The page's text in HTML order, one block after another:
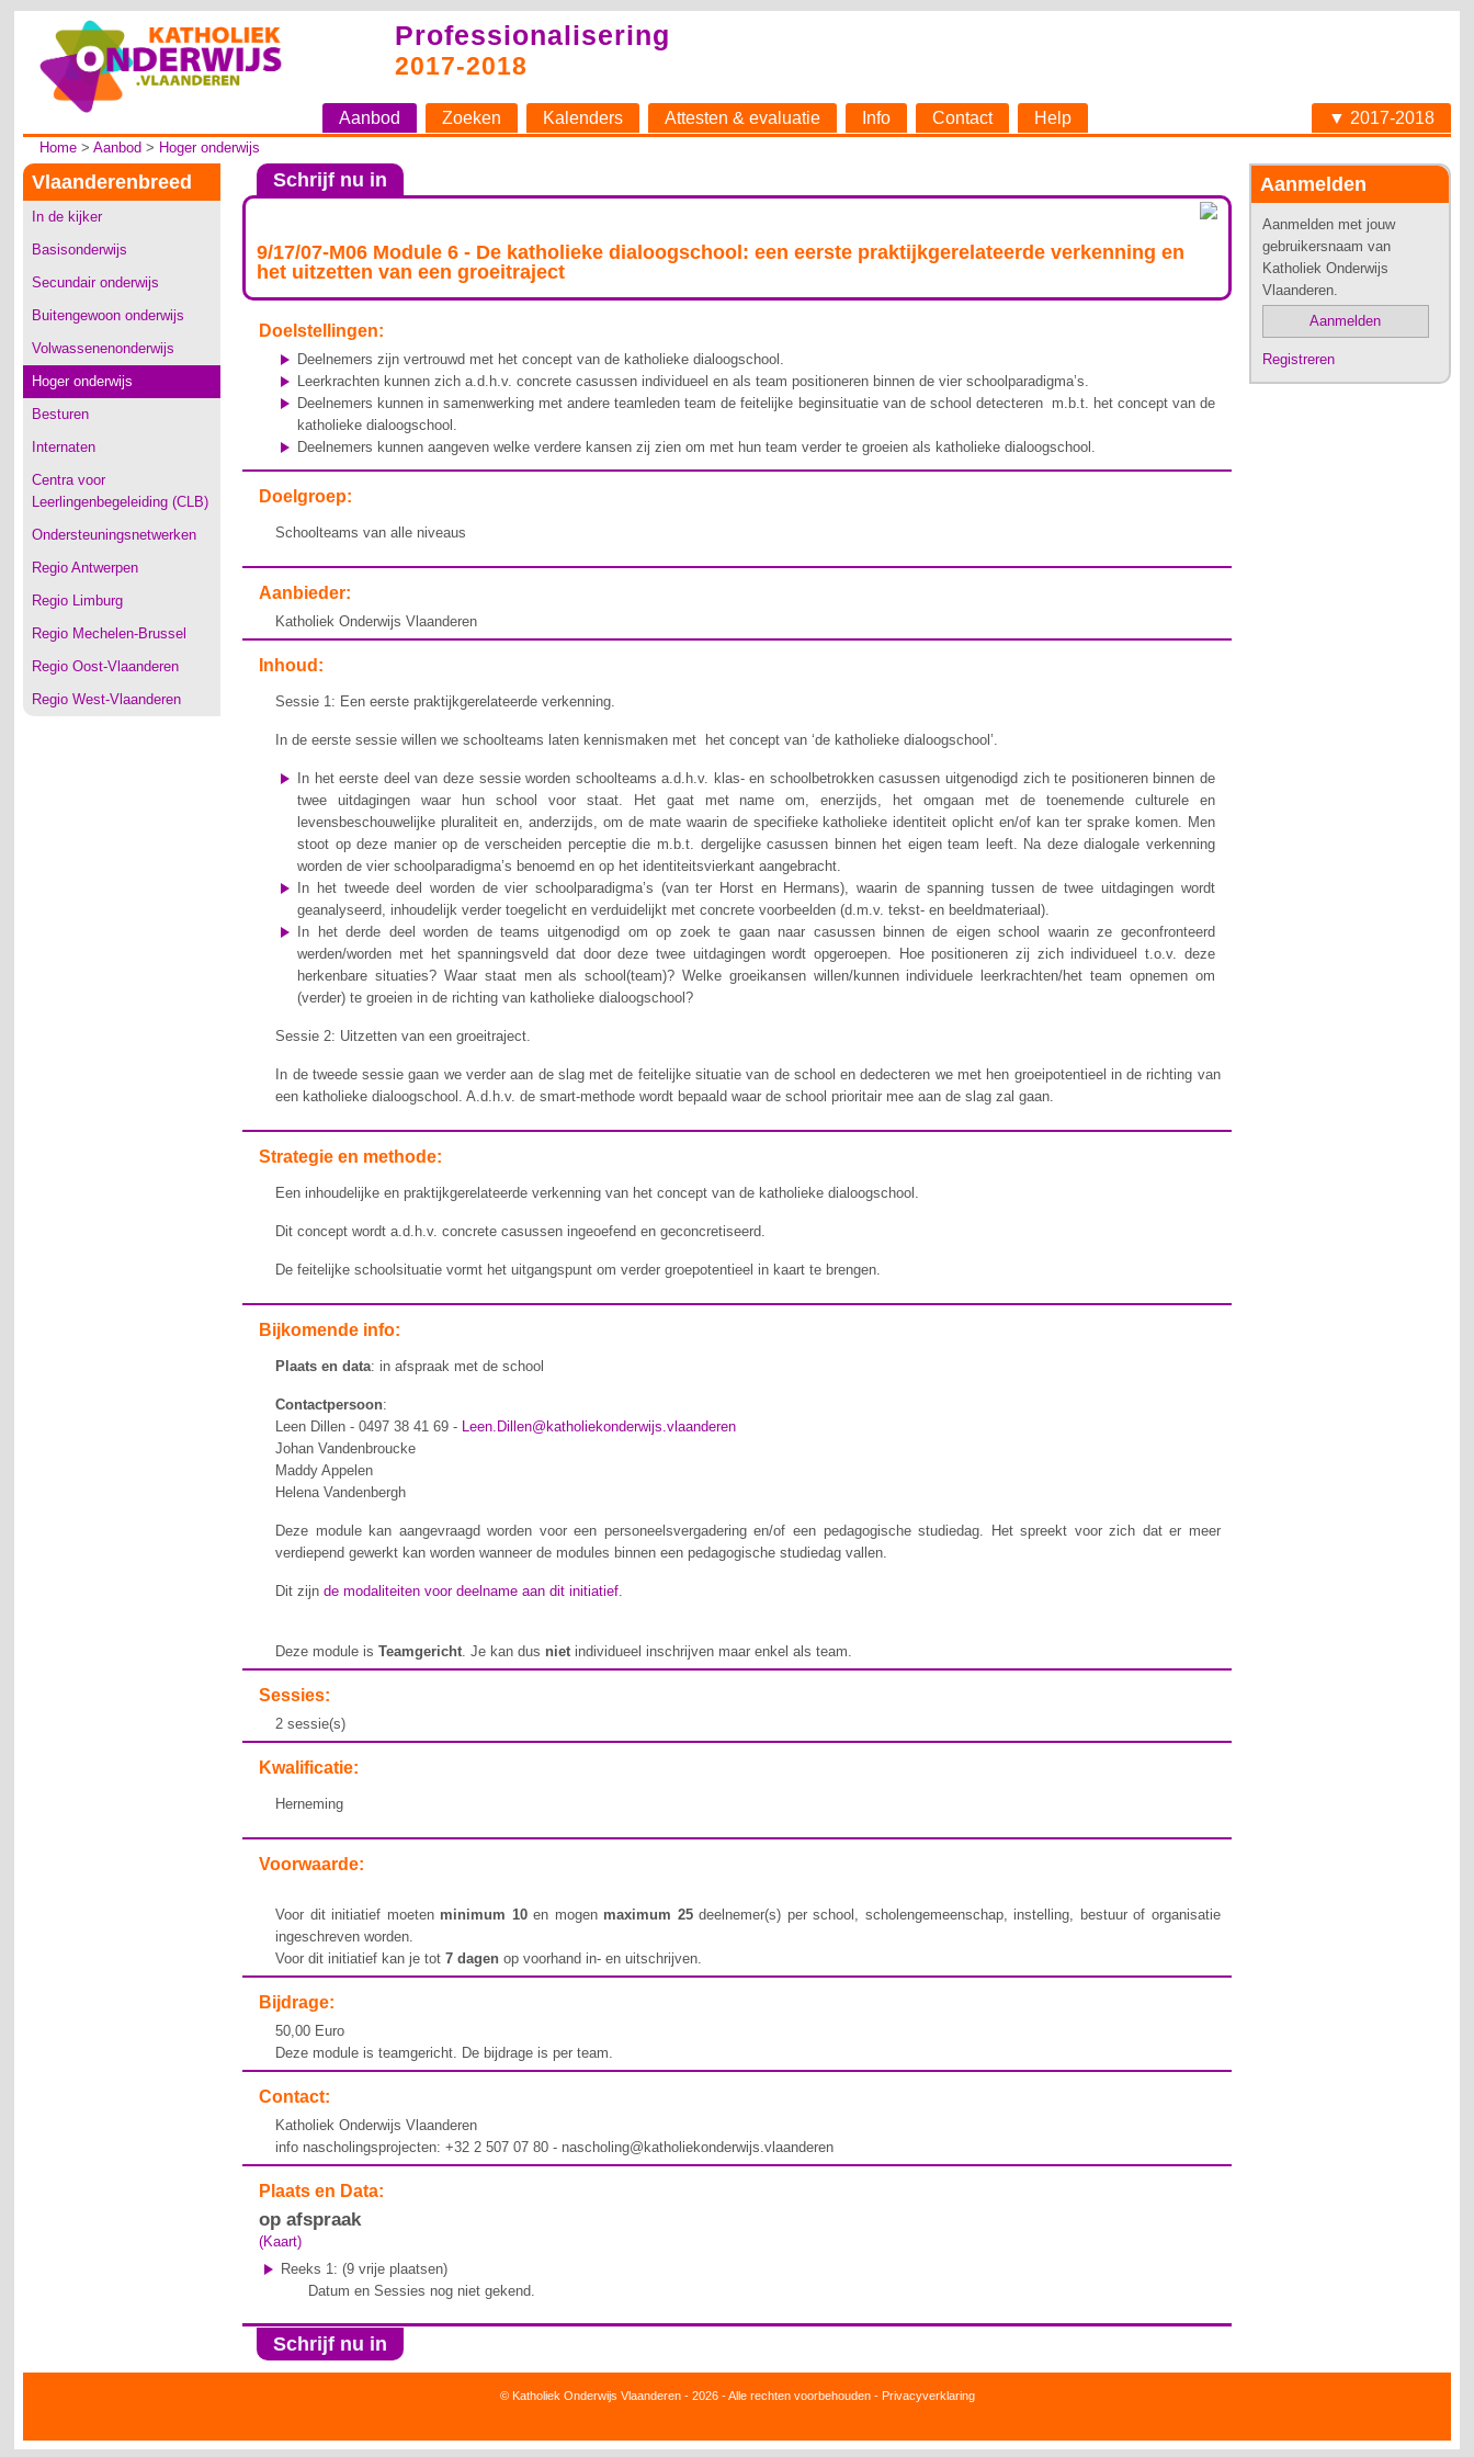
Professionalisering
2017-2018
Aanbod Zoeken Kalenders Attesten & evaluatie Info Contact Help ▼ 2017-2018
Home >Aanbod > Hoger onderwijs
Vlaanderenbreed
In de kijker
Basisonderwijs
Secundair onderwijs
Buitengewoon onderwijs
Volwassenenonderwijs
Hoger onderwijs
Besturen
Internaten
Centra voor
Leerlingenbegeleiding (CLB)
Ondersteuningsnetwerken
Regio Antwerpen
Regio Limburg
Regio Mechelen-Brussel
Regio Oost-Vlaanderen
Regio West-Vlaanderen
Aanmelden
Aanmelden met jouw
gebruikersnaam van
Katholiek Onderwijs
Vlaanderen.
Aanmelden
Registreren
Schrijf nu in
9/17/07-M06 Module 6 - De katholieke dialoogschool: een eerste praktijkgerelateerde verkenning en
het uitzetten van een groeitraject
Doelstellingen:
Deelnemers zijn vertrouwd met het concept van de katholieke dialoogschool.
Leerkrachten kunnen zich a.d.h.v. concrete casussen individueel en als team positioneren binnen de vier schoolparadigma’s.
Deelnemers kunnen in samenwerking met andere teamleden team de feitelijke beginsituatie van de school detecteren m.b.t. het concept van de
katholieke dialoogschool.
Deelnemers kunnen aangeven welke verdere kansen zij zien om met hun team verder te groeien als katholieke dialoogschool.
Doelgroep:
Schoolteams van alle niveaus
Aanbieder:
Katholiek Onderwijs Vlaanderen
Inhoud:
Sessie 1: Een eerste praktijkgerelateerde verkenning.
In de eerste sessie willen we schoolteams laten kennismaken met het concept van ‘de katholieke dialoogschool’.
In het eerste deel van deze sessie worden schoolteams a.d.h.v. klas- en schoolbetrokken casussen uitgenodigd zich te positioneren binnen de
twee uitdagingen waar hun school voor staat. Het gaat met name om, enerzijds, het omgaan met de toenemende culturele en
levensbeschouwelijke pluraliteit en, anderzijds, om de mate waarin de specifieke katholieke identiteit oplicht en/of kan ter sprake komen. Men
stoot op deze manier op de verscheiden perceptie die m.b.t. dergelijke casussen binnen het eigen team leeft. Na deze dialogale verkenning
worden de vier schoolparadigma’s benoemd en op het identiteitsvierkant aangebracht.
In het tweede deel worden de vier schoolparadigma’s (van ter Horst en Hermans), waarin de spanning tussen de twee uitdagingen wordt
geanalyseerd, inhoudelijk verder toegelicht en verduidelijkt met concrete voorbeelden (d.m.v. tekst- en beeldmateriaal).
In het derde deel worden de teams uitgenodigd om op zoek te gaan naar casussen binnen de eigen school waarin ze geconfronteerd
werden/worden met het spanningsveld dat door deze twee uitdagingen wordt opgeroepen. Hoe positioneren zij zich individueel t.o.v. deze
herkenbare situaties? Waar staat men als school(team)? Welke groeikansen willen/kunnen individuele leerkrachten/het team opnemen om
(verder) te groeien in de richting van katholieke dialoogschool?
Sessie 2: Uitzetten van een groeitraject.
In de tweede sessie gaan we verder aan de slag met de feitelijke situatie van de school en dedecteren we met hen groeipotentieel in de richting van
een katholieke dialoogschool. A.d.h.v. de smart-methode wordt bepaald waar de school prioritair mee aan de slag zal gaan.
Strategie en methode:
Een inhoudelijke en praktijkgerelateerde verkenning van het concept van de katholieke dialoogschool.
Dit concept wordt a.d.h.v. concrete casussen ingeoefend en geconcretiseerd.
De feitelijke schoolsituatie vormt het uitgangspunt om verder groepotentieel in kaart te brengen.
Bijkomende info:
Plaats en data: in afspraak met de school
Contactpersoon:
Leen Dillen - 0497 38 41 69 - Leen.Dillen@katholiekonderwijs.vlaanderen
Johan Vandenbroucke
Maddy Appelen
Helena Vandenbergh
Deze module kan aangevraagd worden voor een personeelsvergadering en/of een pedagogische studiedag. Het spreekt voor zich dat er meer
verdiepend gewerkt kan worden wanneer de modules binnen een pedagogische studiedag vallen.
Dit zijnde modaliteiten voor deelname aan dit initiatief.
Deze module isTeamgericht. Je kan dus niet individueel inschrijven maar enkel als team.
Sessies:
2 sessie(s)
Kwalificatie:
Herneming
Voorwaarde:
Voor dit initiatief moeten minimum 10en mogen maximum 25deelnemer(s) per school, scholengemeenschap, instelling, bestuur of organisatie
ingeschreven worden.
Voor dit initiatief kan je tot7 dagen op voorhand in- en uitschrijven.
Bijdrage:
50,00 Euro
Deze module is teamgericht. De bijdrage is per team.
Contact:
Katholiek Onderwijs Vlaanderen
info nascholingsprojecten: +32 2 507 07 80 - nascholing@katholiekonderwijs.vlaanderen
Plaats en Data:
op afspraak
(Kaart)
Reeks 1:(9 vrije plaatsen)
Datum en Sessies nog niet gekend.
Schrijf nu in
© Katholiek Onderwijs Vlaanderen - 2026 - Alle rechten voorbehouden - Privacyverklaring